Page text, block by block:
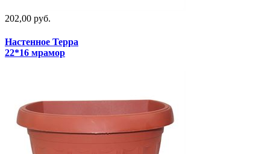
202,00 руб.
Настенное Терра
22*16 мрамор